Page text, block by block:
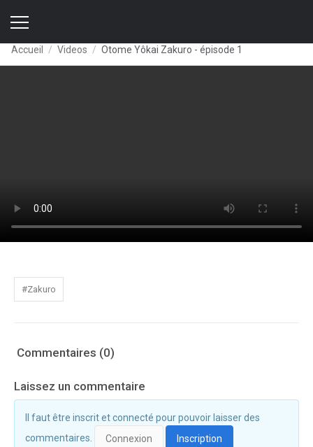
Accueil Videos Otome Yôkai Zakuro - épisode 1
#Zakuro
Commentaires (0)
Laissez un commentaire
Il faut être inscrit et connecté pour pouvoir laisser des
commentaires.
Connexion Inscription